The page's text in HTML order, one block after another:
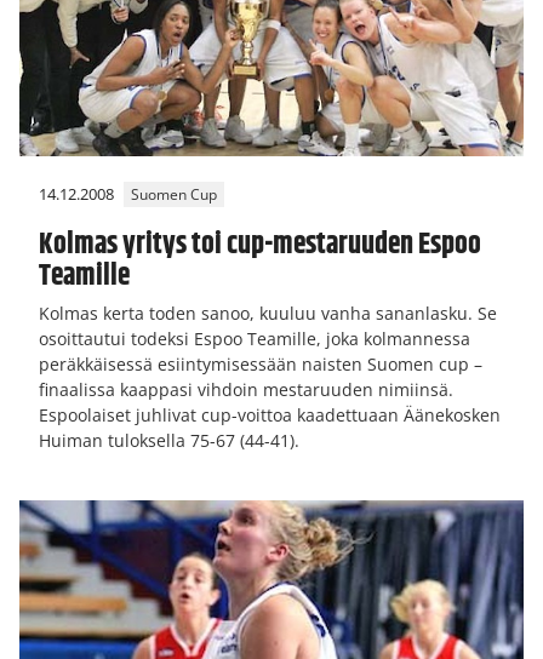
14.12.2008 Suomen Cup
Kolmas yritys toi cup-mestaruuden Espoo
Teamille
Kolmas kerta toden sanoo, kuuluu vanha sananlasku. Se
osoittautui todeksi Espoo Teamille, joka kolmannessa
peräkkäisessä esiintymisessään naisten Suomen cup –
finaalissa kaappasi vihdoin mestaruuden nimiinsä.
Espoolaiset juhlivat cup-voittoa kaadettuaan Äänekosken
Huiman tuloksella 75-67 (44-41).